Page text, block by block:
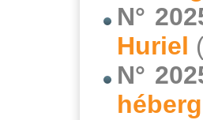
N°
Huriel
N°